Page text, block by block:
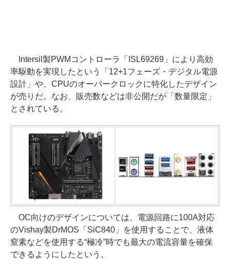
Intersil製PWMコントローラ「ISL69269」により高効
率駆動を実現したという「12+1フェーズ・デジタル電源
設計」や、CPUのオーバークロックに特化したデザイン
が売りだ。なお、販売数などは非公開だが「数量限定」
とされている。
OC向けのデザインについては、電源回路に100A対応
のVishay製DrMOS「SiC840」を使用することで、液体
窒素などを使用する“極冷”時でも最大の電流容量を確保
できるようにしたという。